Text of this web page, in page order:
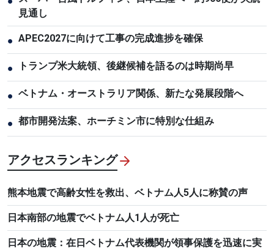
見通し
● APEC2027に向けて工事の完成進捗を確保
● トランプ米大統領、後継候補を語るのは時期尚早
● ベトナム・オーストラリア関係、新たな発展段階へ
● 都市開発法案、ホーチミン市に特別な仕組み
アクセスランキング
熊本地震で高齢女性を救出、ベトナム人5人に称賛の声
日本南部の地震でベトナム人1人が死亡
日本の地震：在日ベトナム代表機関が領事保護を迅速に実